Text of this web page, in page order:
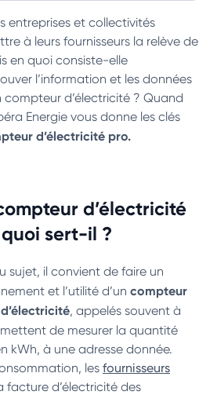
entreprises et collectivités
à leurs fournisseurs la relève de
en quoi consiste-elle
l’information et les données
d’électricité ? Quand
Energie vous donne les clés
d’électricité pro.
d’électricité
sert-il ?
sujet, il convient de faire un
et l’utilité d’un compteur
, appelés souvent à
de mesurer la quantité
kWh, à une adresse donnée.
les fournisseurs
facture d’électricité des